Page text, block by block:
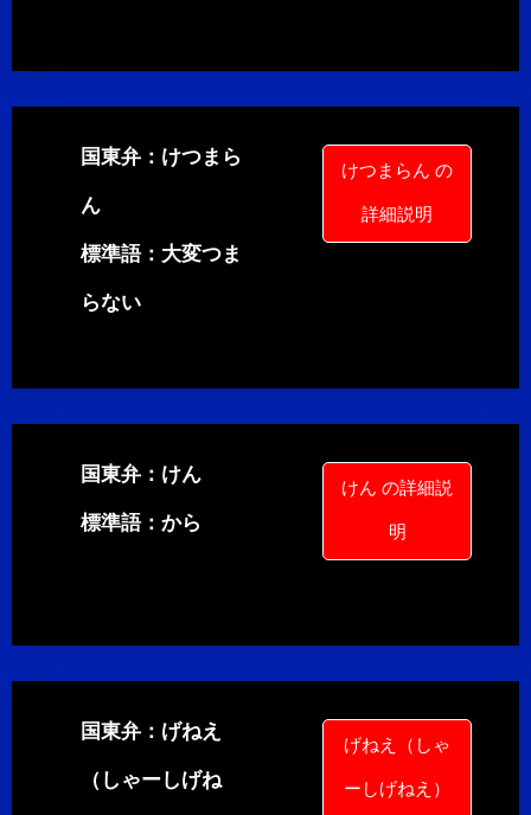
国東弁：けつまら
ん
標準語：大変つま
らない
けつまらん の
詳細説明
国東弁：けん
標準語：から
けん の詳細説
明
国東弁：げねえ
（しゃーしげね
げねえ（しゃ
ーしげねえ）